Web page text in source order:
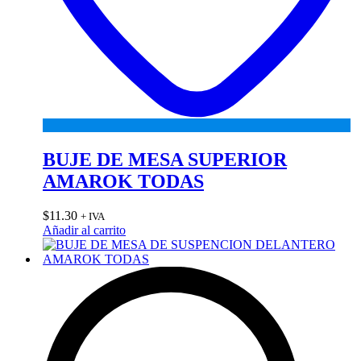
BUJE DE MESA SUPERIOR
AMAROK TODAS
$11.30 + IVA
Añadir al carrito